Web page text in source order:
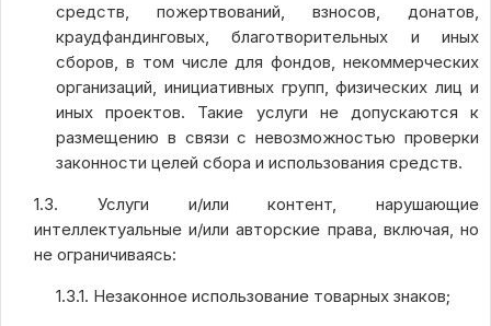
средств, пожертвований, взносов, донатов,
краудфандинговых, благотворительных и иных
сборов, в том числе для фондов, некоммерческих
организаций, инициативных групп, физических лиц и
иных проектов. Такие услуги не допускаются к
размещению в связи с невозможностью проверки
законности целей сбора и использования средств.
1.3. Услуги и/или контент, нарушающие
интеллектуальные и/или авторские права, включая, но
не ограничиваясь:
1.3.1. Незаконное использование товарных знаков;